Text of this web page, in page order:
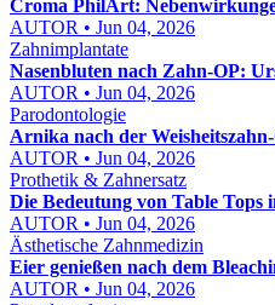
Croma PhilArt:
AUTOR • Jun 04, 2026
Zahnimplantate
Nasenbluten nach Zahn-OP:
AUTOR • Jun 04, 2026
Parodontologie
Arnika nach der
AUTOR • Jun 04, 2026
Prothetik & Zahnersatz
Die Bedeutung von Table Tops
AUTOR • Jun 04, 2026
Ästhetische Zahnmedizin
Eier genießen nach dem
AUTOR • Jun 04, 2026